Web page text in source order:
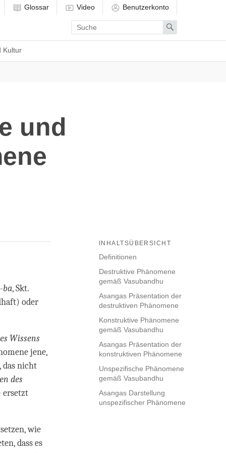
Kultur
Glossar Video Benutzerkonto
Enter
search
term
Search
und
INHALTSÜBERSICHT
Definitionen
Destruktive Phänomene
gemäß Vasubandhu
Asangas Präsentation der
destruktiven Phänomene
Konstruktive Phänomene
gemäß Vasubandhu
Asangas Präsentation der
konstruktiven Phänomene
Unspezifische Phänomene
gemäß Vasubandhu
Asangas Darstellung
unspezifischer Phänomene
ba, Skt.
oder
Wissens
jene,
das nicht
des
ersetzt
wie
dass es